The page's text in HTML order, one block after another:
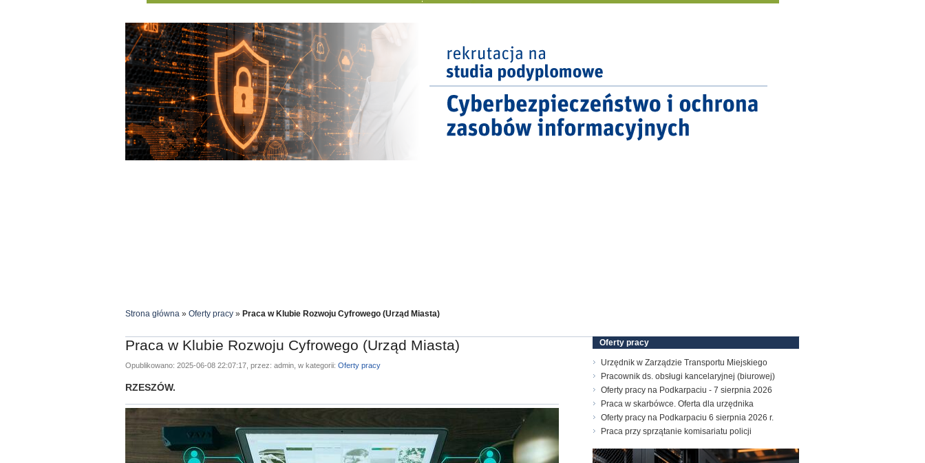
Strona główna » Oferty pracy » Praca w Klubie Rozwoju Cyfrowego (Urząd Miasta)
Praca w Klubie Rozwoju Cyfrowego (Urząd Miasta)
Opublikowano: 2025-06-08 22:07:17, przez: admin, w kategorii: Oferty pracy
RZESZÓW.
Oferty pracy
Urzędnik w Zarządzie Transportu Miejskiego
Pracownik ds. obsługi kancelaryjnej (biurowej)
Oferty pracy na Podkarpaciu - 7 sierpnia 2026
Praca w skarbówce. Oferta dla urzędnika
Oferty pracy na Podkarpaciu 6 sierpnia 2026 r.
Praca przy sprzątanie komisariatu policji